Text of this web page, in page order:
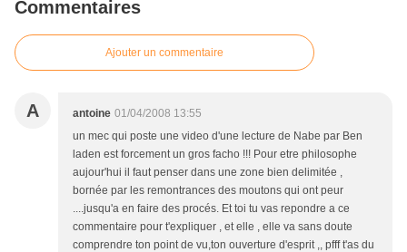
Commentaires
Ajouter un commentaire
A antoine 01/04/2008 13:55
un mec qui poste une video d'une lecture de Nabe par Ben
laden est forcement un gros facho !!! Pour etre philosophe
aujour'hui il faut penser dans une zone bien delimitée ,
bornée par les remontrances des moutons qui ont peur
....jusqu'a en faire des procés. Et toi tu vas repondre a ce
commentaire pour t'expliquer , et elle , elle va sans doute
comprendre ton point de vu,ton ouverture d'esprit ,, pfff t'as du